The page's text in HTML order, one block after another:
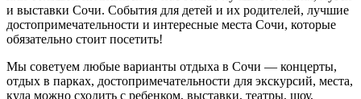
и выставки Сочи. События для детей и их родителей, лучшие
достопримечательности и интересные места Сочи, которые
обязательно стоит посетить!
Мы советуем любые варианты отдыха в Сочи — концерты,
отдых в парках, достопримечательности для экскурсий, места,
куда можно сходить с ребенком, выставки, театры, шоу,